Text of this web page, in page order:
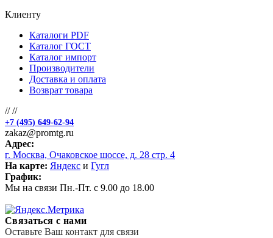
Клиенту
Каталоги PDF
Каталог ГОСТ
Каталог импорт
Производители
Доставка и оплата
Возврат товара
////
+7 (495) 649-62-94
zakaz@promtg.ru
Адрес:
г. Москва, Очаковское шоссе, д. 28 стр. 4
На карте: Яндекс и Гугл
График:
Мы на связи Пн.-Пт. с 9.00 до 18.00
Связаться с нами
Оставьте Ваш контакт для связи